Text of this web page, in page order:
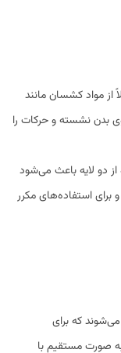
از مواد کشسان مانند
بدن نشسته و حرکات را
از دو لایه باعث می‌شود
برای استفاده‌های مکرر
که برای
صورت مستقیم با